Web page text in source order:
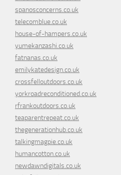
spanosconcerns.co.uk
telecomblue.co.uk
house-of-hampers.co.uk
yumekanzashi.co.uk
fatnanas.co.uk
emilykatedesign.co.uk
crossfelloutdoors.co.uk
yorkroadreconditioned.co.uk
rfrankoutdoors.co.uk
teaparentrepeat.co.uk
thegenerationhub.co.uk
talkingmagpie.co.uk
humancotton.co.uk
newdawndigitals.co.uk